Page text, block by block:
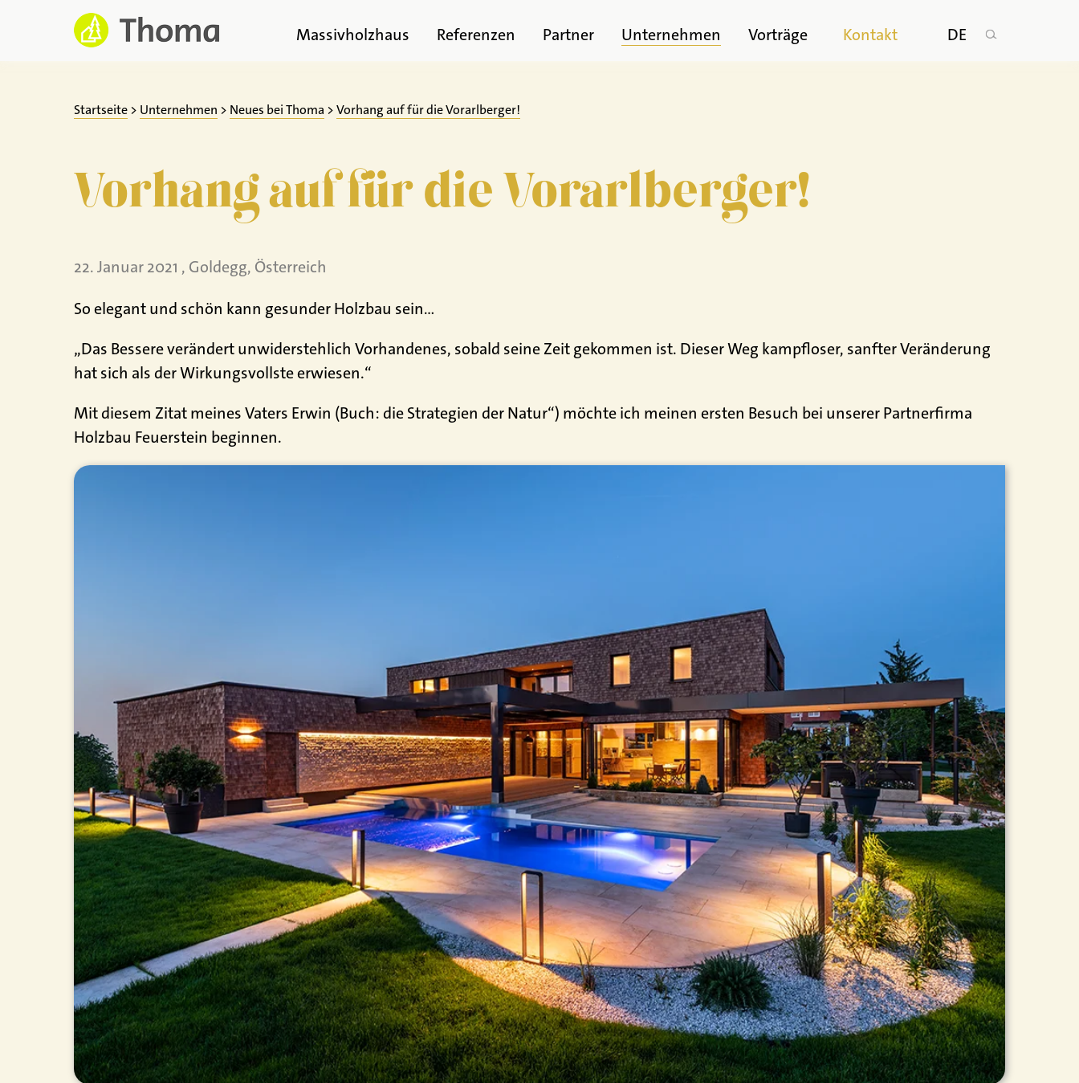
Massivholzhaus Referenzen Partner Unternehmen Vorträge Kontakt DE
Startseite > Unternehmen > Neues bei Thoma >Vorhang auf für die Vorarlberger!
Vorhang auf für die Vorarlberger!
22. Januar 2021 , Goldegg, Österreich
So elegant und schön kann gesunder Holzbau sein…
„Das Bessere verändert unwiderstehlich Vorhandenes, sobald seine Zeit gekommen ist. Dieser Weg kampfloser, sanfter Veränderung
hat sich als der Wirkungsvollste erwiesen.“
Mit diesem Zitat meines Vaters Erwin (Buch: die Strategien der Natur“) möchte ich meinen ersten Besuch bei unserer Partnerfirma
Holzbau Feuerstein beginnen.